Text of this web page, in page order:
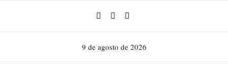
9 de agosto de 2026